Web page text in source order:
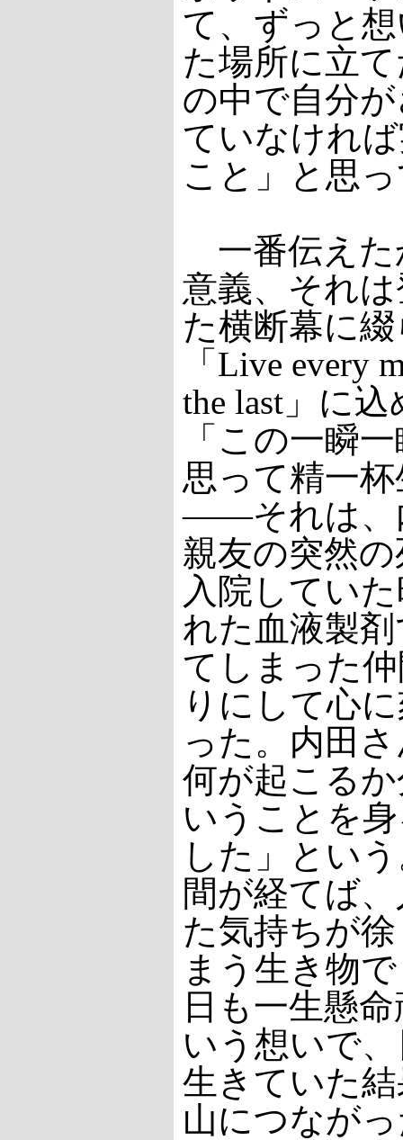
て、ずっと
た場所に立
の中で自分
ていなけれ
こと」と思
一番伝えた
意義、それ
た横断幕に
「Live every
the last」に
「この一瞬
思って精一
――それは、
親友の突然
入院してい
れた血液製
てしまった
りにして心
った。内田
何が起こる
いうことを
した」とい
間が経てば
た気持ちが
まう生き物
日も一生懸
いう想いで
生きていた
山につなが